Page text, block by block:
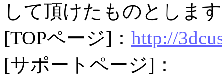
して頂けたものとしま
[TOPページ]： http://
[サポートページ]：